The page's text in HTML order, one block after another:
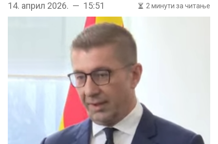
14. април 2026. — 15:51 2 минути за читање